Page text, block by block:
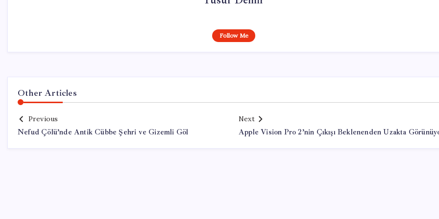
Follow Me
Other Articles
Previous
Nefud Çölü’nde Antik Cübbe Şehri ve Gizemli Göl
Next
Apple Vision Pro 2’nin Çıkışı Beklenenden Uzakta